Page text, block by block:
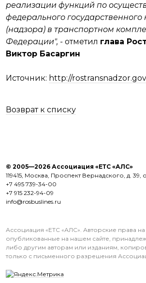
реализации функций по
федерального государственного
(надзора) в транспортном
Федерации", - отметил глава
Виктор Басаргин
Источник: http://
Возврат к списку
© 2005—2026 Ассоциация «ЕТС «АЛС»
119415, Москва, Проспект Вернадского, д. 39,
+7 495 739-34-00
+7 915 232-94-09
info@rosbuslines.ru
Ассоциация «ЕТС «АЛС». Авторские права
опубликованные на нашем сайте,
либо другим авторам или изданиям,
только с письменного разрешения